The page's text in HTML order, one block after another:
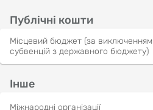
Публічні кошти
Місцевий бюджет (за виключенням
субвенцій з державного бюджету)
Інше
Міжнародні організації